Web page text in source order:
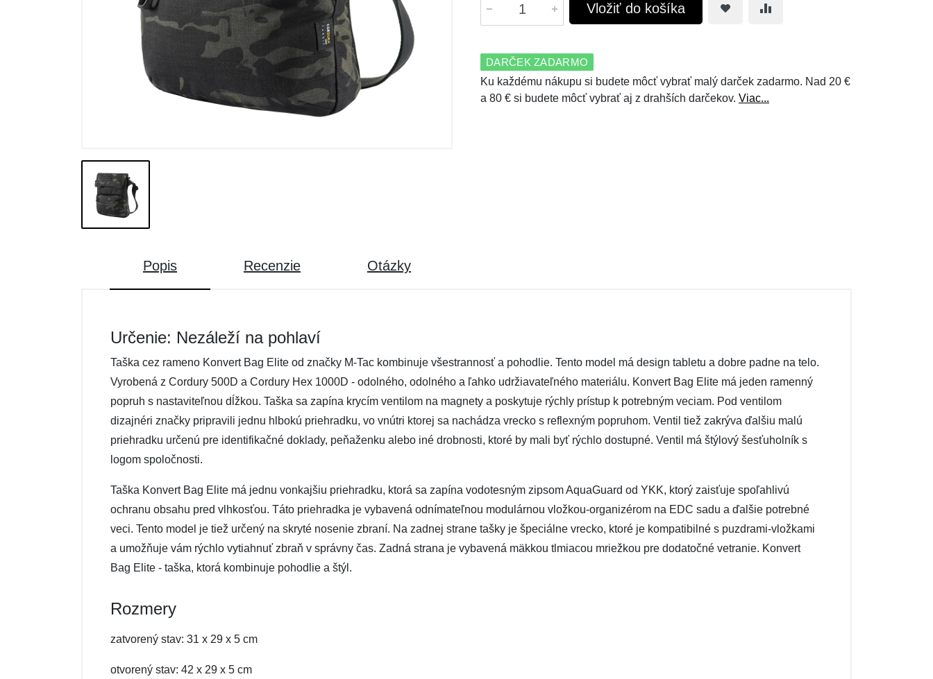
Vložiť do košíka
DARČEK ZADARMO
Ku každému nákupu si budete môcť vybrať malý darček zadarmo. Nad 20 €
a 80 € si budete môcť vybrať aj z drahších darčekov. Viac...
Popis Recenzie Otázky
Určenie: Nezáleží na pohlaví
Taška cez rameno Konvert Bag Elite od značky M-Tac kombinuje všestrannosť a pohodlie. Tento model má design tabletu a dobre padne na telo.
Vyrobená z Cordury 500D a Cordury Hex 1000D - odolného, ​​odolného a ľahko udržiavateľného materiálu. Konvert Bag Elite má jeden ramenný
popruh s nastaviteľnou dĺžkou. Taška sa zapína krycím ventilom na magnety a poskytuje rýchly prístup k potrebným veciam. Pod ventilom
dizajnéri značky pripravili jednu hlbokú priehradku, vo vnútri ktorej sa nachádza vrecko s reflexným popruhom. Ventil tiež zakrýva ďalšiu malú
priehradku určenú pre identifikačné doklady, peňaženku alebo iné drobnosti, ktoré by mali byť rýchlo dostupné. Ventil má štýlový šesťuholník s
logom spoločnosti.
Taška Konvert Bag Elite má jednu vonkajšiu priehradku, ktorá sa zapína vodotesným zipsom AquaGuard od YKK, ktorý zaisťuje spoľahlivú
ochranu obsahu pred vlhkosťou. Táto priehradka je vybavená odnímateľnou modulárnou vložkou-organizérom na EDC sadu a ďalšie potrebné
veci. Tento model je tiež určený na skryté nosenie zbraní. Na zadnej strane tašky je špeciálne vrecko, ktoré je kompatibilné s puzdrami-vložkami
a umožňuje vám rýchlo vytiahnuť zbraň v správny čas. Zadná strana je vybavená mäkkou tlmiacou mriežkou pre dodatočné vetranie. Konvert
Bag Elite - taška, ktorá kombinuje pohodlie a štýl.
Rozmery
zatvorený stav: 31 x 29 x 5 cm
otvorený stav: 42 x 29 x 5 cm